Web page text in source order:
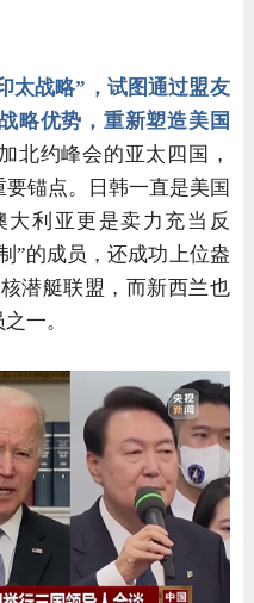
太战略”，试图通过盟友
略优势，重新塑造美国
北约峰会的亚太四国，
锚点。日韩一直是美国
利亚更是卖力充当反
”的成员，还成功上位盎
潜艇联盟，而新西兰也
一。